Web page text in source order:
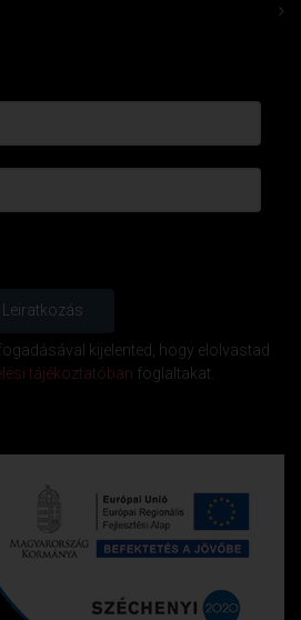
kijelented, hogy elolvastad
tájékoztatóban foglaltakat.